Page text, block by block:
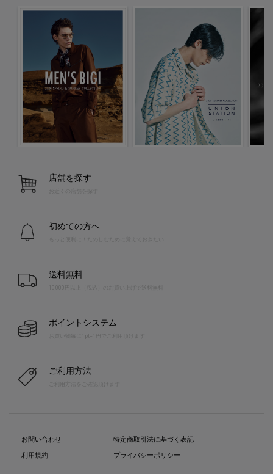
店舗を探す
お近くの店舗を探す
初めての方へ
送料無料
10,000円以上（税込）のお買い上げで送料無料
ポイントシステム
お買い物毎に1pt=1円でご利用頂けます
ご利用方法
お問い合わせ
利用規約
特定商取引法に基づく表記
プライバシーポリシー